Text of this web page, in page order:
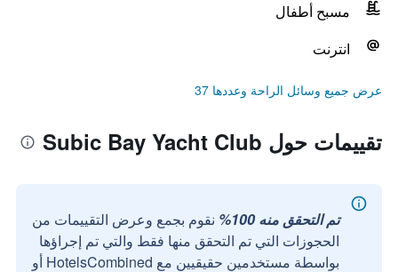
مسبح أطفال
انترنت
عرض جميع وسائل الراحة وعددها 37
تقييمات حول Subic Bay Yacht Club
تم التحقق منه 100%
نقوم بجمع وعرض التقييمات من
الحجوزات التي تم التحقق منها فقط والتي تم إجراؤها
بواسطة مستخدمين حقيقيين مع HotelsCombined أو